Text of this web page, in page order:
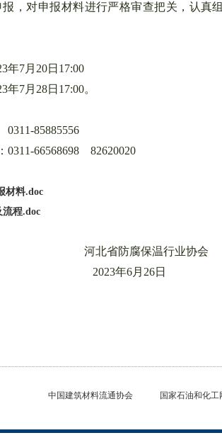
对申报材料进行严格审查把关，认真
年7月20日17:00
7月28日17:00。
85885556
0311-66568698 82620020
材料.doc
程.doc
河北省防腐保温行业协会
年6月26日
中国建筑材料流通协会 国家石油和化工